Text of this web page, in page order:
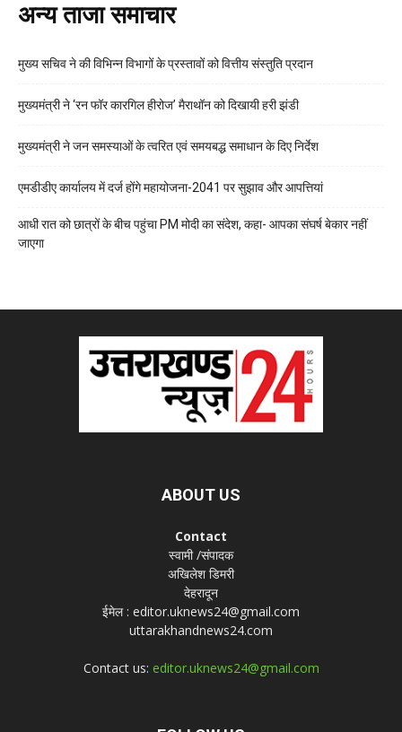
अन्य ताजा समाचार
मुख्य सचिव ने की विभिन्न विभागों के प्रस्तावों को वित्तीय संस्तुति प्रदान
मुख्यमंत्री ने ‘रन फॉर कारगिल हीरोज’ मैराथॉन को दिखायी हरी झंडी
मुख्यमंत्री ने जन समस्याओं के त्वरित एवं समयबद्ध समाधान के दिए निर्देश
एमडीडीए कार्यालय में दर्ज होंगे महायोजना-2041 पर सुझाव और आपत्तियां
आधी रात को छात्रों के बीच पहुंचा PM मोदी का संदेश, कहा- आपका संघर्ष बेकार नहीं
जाएगा
ABOUT US
Contact
स्वामी /संपादक
अखिलेश डिमरी
देहरादून
ईमेल : editor.uknews24@gmail.com
uttarakhandnews24.com
Contact us: editor.uknews24@gmail.com